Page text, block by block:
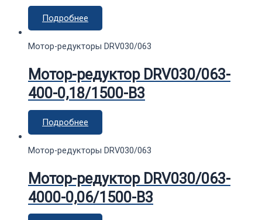
Подробнее
Мотор-редукторы DRV030/063
Мотор-редуктор DRV030/063-
400-0,18/1500-В3
Подробнее
Мотор-редукторы DRV030/063
Мотор-редуктор DRV030/063-
4000-0,06/1500-В3